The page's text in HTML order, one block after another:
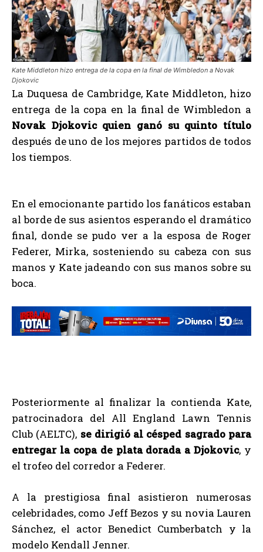
Kate Middleton hizo entrega de la copa en la final de Wimbledon a Novak
Djokovic
La Duquesa de Cambridge, Kate Middleton, hizo
entrega de la copa en la final de Wimbledon a
Novak Djokovic quien ganó su quinto título
después de uno de los mejores partidos de todos
los tiempos.
En el emocionante partido los fanáticos estaban
al borde de sus asientos esperando el dramático
final, donde se pudo ver a la esposa de Roger
Federer, Mirka, sosteniendo su cabeza con sus
manos y Kate jadeando con sus manos sobre su
boca.
Posteriormente al finalizar la contienda Kate,
patrocinadora del All England Lawn Tennis
Club (AELTC), se dirigió al césped sagrado para
entregar la copa de plata dorada a Djokovic, y
el trofeo del corredor a Federer.
A la prestigiosa final asistieron numerosas
celebridades, como Jeff Bezos y su novia Lauren
Sánchez, el actor Benedict Cumberbatch y la
modelo Kendall Jenner.